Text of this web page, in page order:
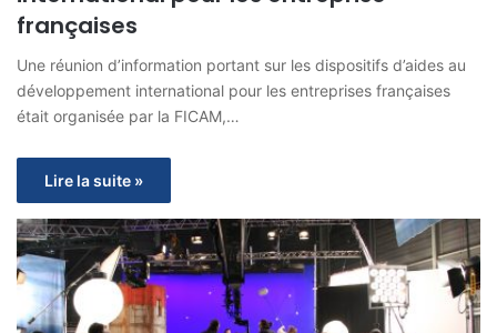
françaises
Une réunion d’information portant sur les dispositifs d’aides au
développement international pour les entreprises françaises
était organisée par la FICAM,…
Lire la suite »